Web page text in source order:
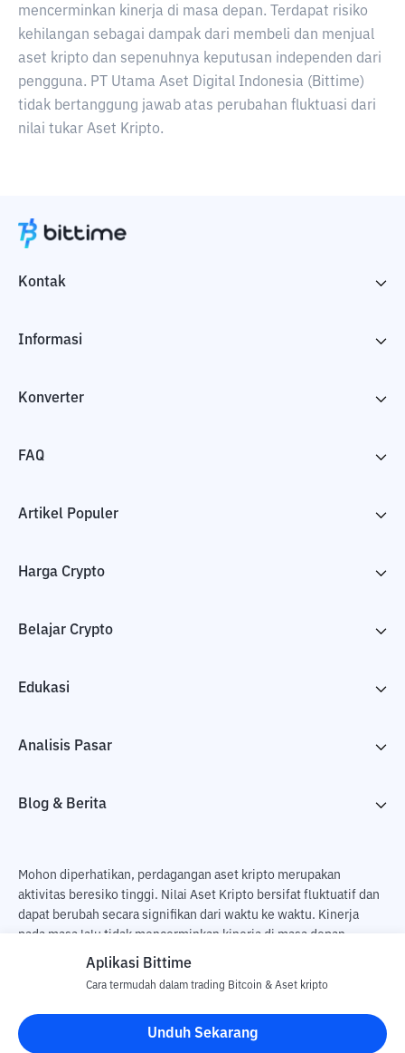
mencerminkan kinerja di masa depan. Terdapat risiko
kehilangan sebagai dampak dari membeli dan menjual
aset kripto dan sepenuhnya keputusan independen dari
pengguna. PT Utama Aset Digital Indonesia (Bittime)
tidak bertanggung jawab atas perubahan fluktuasi dari
nilai tukar Aset Kripto.
Kontak
Informasi
Konverter
FAQ
Artikel Populer
Harga Crypto
Belajar Crypto
Edukasi
Analisis Pasar
Blog & Berita
Mohon diperhatikan, perdagangan aset kripto merupakan
aktivitas beresiko tinggi. Nilai Aset Kripto bersifat fluktuatif dan
dapat berubah secara signifikan dari waktu ke waktu. Kinerja
pada masa lalu tidak mencerminkan kinerja di masa depan.
Terdapat risiko kehilangan sebagai dampak dari membeli dan
pengguna. PT Utama Aset Digital Indonesia (Bittime) tidak
bertanggung jawab atas perubahan fluktuasi dari nilai tukar Aset
Kripto.
Aplikasi Bittime
Cara termudah dalam trading Bitcoin & Aset kripto
Unduh Sekarang